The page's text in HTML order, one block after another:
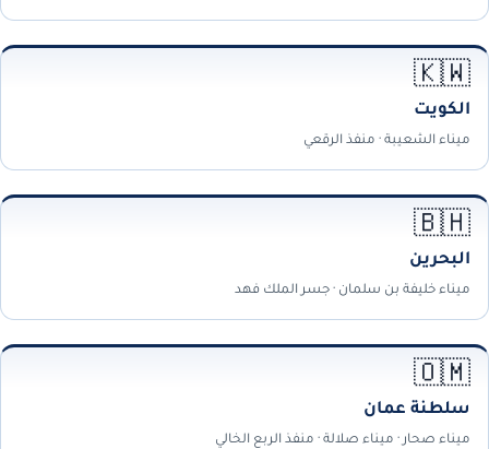
🇰🇼
الكويت
ميناء الشعيبة · منفذ الرقعي
🇧🇭
البحرين
ميناء خليفة بن سلمان · جسر الملك فهد
🇴🇲
سلطنة عمان
ميناء صحار · ميناء صلالة · منفذ الربع الخالي